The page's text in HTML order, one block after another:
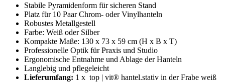
Stabile Pyramidenform für sicheren Stand
Platz für 10 Paar Chrom- oder Vinylhanteln
Robustes Metallgestell
Farbe: Weiß oder Silber
Kompakte Maße: 130 x 73 x 59 cm (H x B x T)
Professionelle Optik für Praxis und Studio
Ergonomische Entnahme und Ablage der Hanteln
Langlebig und pflegeleicht
Lieferumfang: 1 x top | vit® hantel.stativ in der Frabe weiß